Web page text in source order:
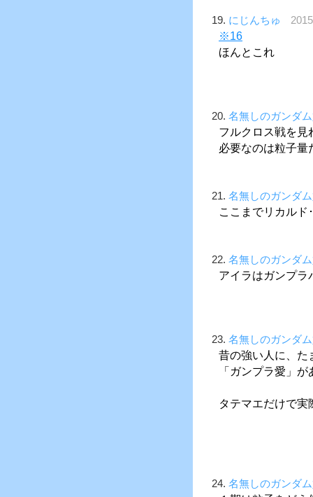
19. にじんちゅ
※16
ほんとこれ
20. 名無しのガンダ
フルクロス戦を見
必要なのは粒子量
21. 名無しのガンダ
ここまでリカル
22. 名無しのガンダ
アイラはガンプラ
23. 名無しのガンダ
昔の強い人に、た
「ガンプラ愛」
タテマエだけで
24. 名無しのガンダ